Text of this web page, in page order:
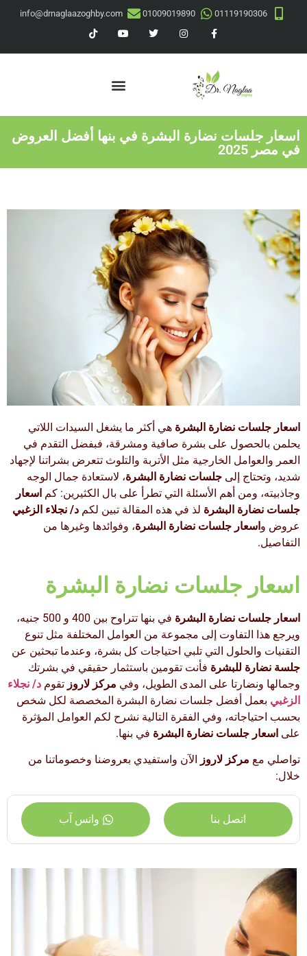
01119190306
01009019890
info@drnaglaazoghby.com
اسعار جلسات نضارة البشرة في بنها أفضل العروض
في مصر 2025
اسعار جلسات نضارة البشرة هي أكثر ما يشغل السيدات اللاتي
يحلمن بالحصول على بشرة صافية ومشرقة، فبفضل التقدم في
العمر والعوامل الخارجية مثل الأتربة والتلوث تتعرض بشراتنا لإجهاد
شديد، وتحتاج إلى جلسات نضارة البشرة، لاستعادة جمال الوجه
وجاذبيته، ومن أهم الأسئلة التي تطرأ على بال الكثيرين: كم اسعار
جلسات نضارة البشرة لذ في هذه المقالة تبين لكم د/ نجلاء الزغبي
عروض واسعار جلسات نضارة البشرة، وفوائدها وغيرها من
التفاصيل.
اسعار جلسات نضارة البشرة
اسعار جلسات نضارة البشرة
في بنها تتراوح بين 400 و 500 جنيه،
ويرجع هذا التفاوت إلى مجموعة من العوامل المختلفة مثل تنوع
التقنيات والحلول التي تلبي احتياجات كل بشرة، وعندما تبحثين عن
جلسة نضارة للبشرة فأنت تقومين باستثمار حقيقي في بشرتك
وجمالها ونضارتا على المدى الطويل، وفي مركز لاروز تقوم د/ نجلاء
الزغبي بعمل أفضل جلسات نضارة البشرة المخصصة لكل شخص
بحسب احتياجاته، وفي الفقرة التالية نشرح لكم العوامل المؤثرة
على اسعار جلسات نضارة البشرة في بنها.
تواصلي مع مركز لاروز
الآن واستفيدي بعروضنا وخصوماتنا من
خلال:
اتصل بنا واتس آب